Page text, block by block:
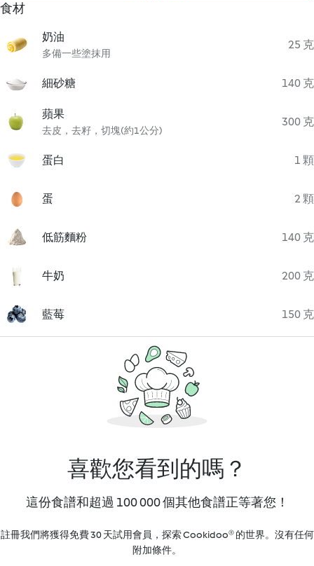
食材
奶油
多備一些塗抹用
25 克
細砂糖 140 克
蘋果
去皮，去籽，切塊(約1公分)
300 克
蛋白 1 顆
蛋 2 顆
低筋麵粉 140 克
牛奶 200 克
藍莓 150 克
喜歡您看到的嗎？
這份食譜和超過 100 000 個其他食譜正等著您！
註冊我們將獲得免費 30 天試用會員，探索 Cookidoo® 的世界。沒有任何
附加條件。